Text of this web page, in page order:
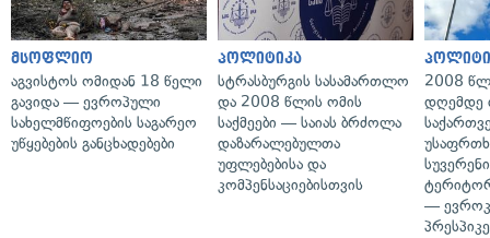
მსოფლიო
აგვისტოს ომიდან 18 წელი
გავიდა — ევროპული
სახელმწიფოების საგარეო
უწყებების განცხადებები
პოლიტიკა
სტრასბურგის სასამართლო
და 2008 წლის ომის
საქმეები — საიას ბრძოლა
დაზარალებულთა
უფლებებისა და
კომპენსაციებისთვის
2008
დღემდე
—